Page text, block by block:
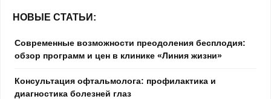
НОВЫЕ СТАТЬИ:
Современные возможности преодоления бесплодия:
обзор программ и цен в клинике «Линия жизни»
Консультация офтальмолога: профилактика и
диагностика болезней глаз